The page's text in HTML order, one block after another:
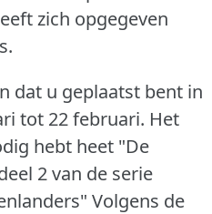
zich opgegeven
dat u geplaatst bent in
tot 22 februari. Het
hebt heet "De
2 van de serie
Volgens de